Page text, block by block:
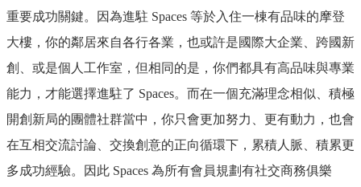
重要成功關鍵。因為進駐 Spaces 等於入住一棟有品味的摩登
大樓，你的鄰居來自各行各業，也或許是國際大企業、跨國新
創、或是個人工作室，但相同的是，你們都具有高品味與專業
能力，才能選擇進駐了 Spaces。而在一個充滿理念相似、積極
開創新局的團體社群當中，你只會更加努力、更有動力，也會
在互相交流討論、交換創意的正向循環下，累積人脈、積累更
多成功經驗。因此 Spaces 為所有會員規劃有社交商務俱樂